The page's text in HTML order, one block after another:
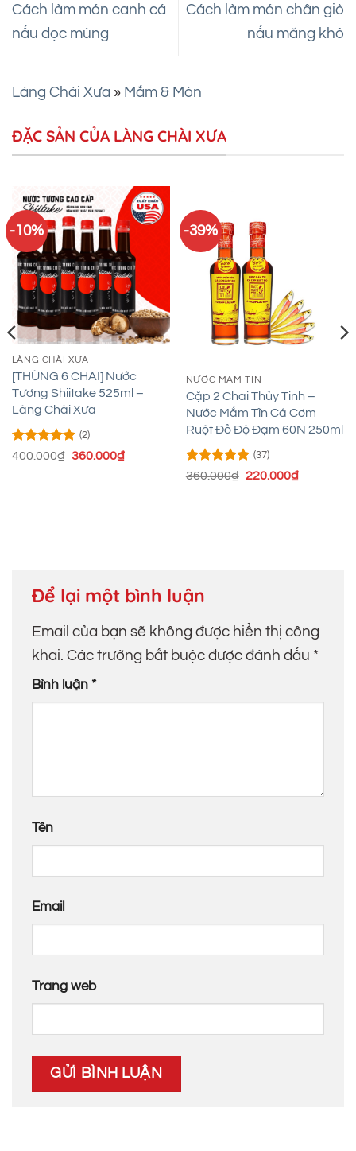
Cách làm món canh cá
nấu dọc mùng
Cách làm món chân giò
nấu măng khô
Làng Chài Xưa » Mắm & Món
ĐẶC SẢN CỦA LÀNG CHÀI XƯA
-10%
LÀNG CHÀI XƯA
[THÙNG 6 CHAI] Nước
Tương Shiitake 525ml –
Làng Chài Xưa
Được xếp
(2)
400.000₫ Giá
360.000₫Giá
-39%
NƯỚC MẮM TĨN
Cặp 2 Chai Thủy Tinh –
Nước Mắm Tĩn Cá Cơm
Ruột Đỏ Độ Đạm 60N 250ml
Được xếp
(37)
360.000₫ Giá
220.000₫Giá
Để lại một bình luận
Email của bạn sẽ không được hiển thị công
khai. Các trường bắt buộc được đánh dấu *
Bình luận *
Tên
Email
Trang web